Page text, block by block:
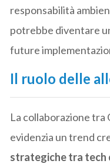
responsabilità
potrebbe diventare
future
Il ruolo delle
La collaborazione tra
evidenzia un trend
strategiche tra tech